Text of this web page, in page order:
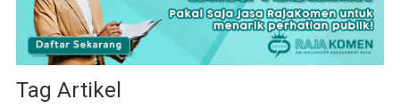
Tag Artikel